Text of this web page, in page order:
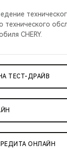
технического
CHERY.
ТЕСТ-ДРАЙВ
ОНЛАЙН